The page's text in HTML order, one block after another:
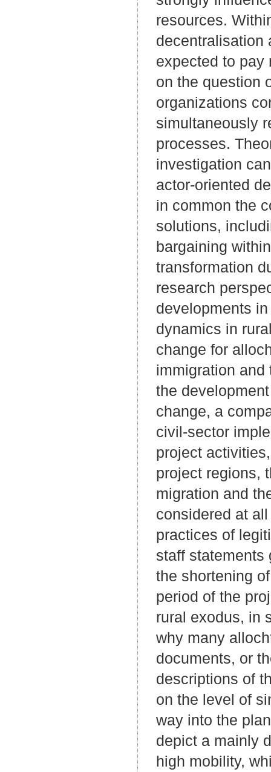
resources.
decentralisation
expected to pay
on the question
organizations
simultaneously
processes.
investigation
actor-oriented
in common the
solutions,
bargaining
transformation
research
developments
dynamics in
change for
immigration and
the
change, a
civil-sector
project
project regions,
migration and
considered at
practices of
staff statements
the shortening
period of the
rural exodus, in
why many
documents, or
descriptions of
on the level of
way into the
depict a mainly
high mobility,